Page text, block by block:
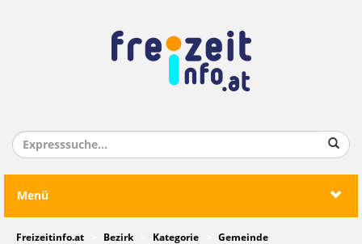
Menü
Freizeitinfo.at Bezirk Kategorie
Gemeinde